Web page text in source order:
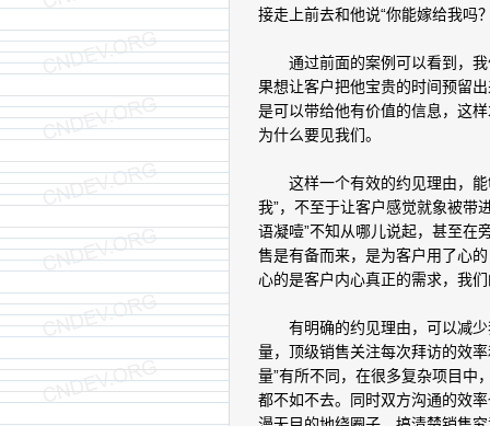
接走上前去和他说“你能嫁给我吗
通过前面的案例可以看到，我
果想让客户把他宝贵的时间预留
是可以带给他有价值的信息，这
为什么要见我们。
这样一个有效的约见理由，能
我”，不至于让客户感觉就象被带
语凝噎”不知从哪儿说起，甚至在
售是有备而来，是为客户用了心
心的是客户内心真正的需求，我
有明确的约见理由，可以减少
量，顶级销售关注每次拜访的效
量”有所不同，在很多复杂项目中
都不如不去。同时双方沟通的效